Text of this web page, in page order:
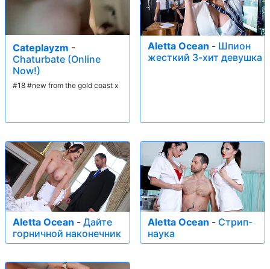
Cateplayzm -
Chaturbate (Online
Now!)
#18 #new from the gold coast x
Aletta Ocean - Шпион
жесткий 3-хит девушка
Aletta Ocean - Дайте
горничной наконечник
Aletta Ocean - Стрип-
наука